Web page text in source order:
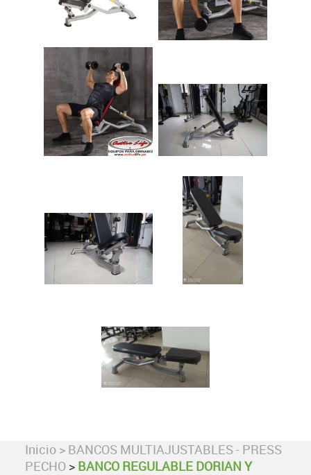
Inicio > BANCOS MULTIAJUSTABLES - PRESS
PECHO > BANCO REGULABLE DORIAN Y